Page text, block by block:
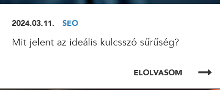
2024.03.11. SEO
Mit jelent az ideális kulcsszó sűrűség?
ELOLVASOM